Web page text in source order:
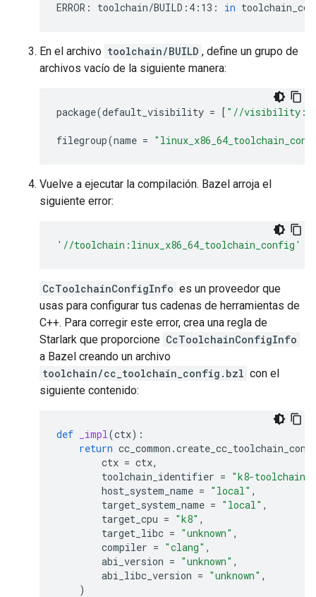
ERROR: toolchain/BUILD:4:13: in
En el archivo toolchain/BUILD , define un grupo de
archivos vacío de la siguiente manera:
package(default_visibility = [ "//
filegroup(name =
Vuelve a ejecutar la compilación. Bazel arroja el
siguiente error:
'//toolchain:linux_x86_64_toolchain_config'
CcToolchainConfigInfo es un proveedor que
usas para configurar tus cadenas de herramientas de
C++. Para corregir este error, crea una regla de
Starlark que proporcione CcToolchainConfigInfo
a Bazel creando un archivo
toolchain/cc_toolchain_config.bzl con el
siguiente contenido:
def _impl(ctx):
return cc_common .
ctx = ctx,
toolchain_identifier = "k8-toolchain"
host_system_name = "local" ,
target_system_name = "local" ,
target_cpu = "k8" ,
target_libc = "unknown" ,
compiler = "clang" ,
abi_version = "unknown" ,
abi_libc_version = "unknown" ,
)